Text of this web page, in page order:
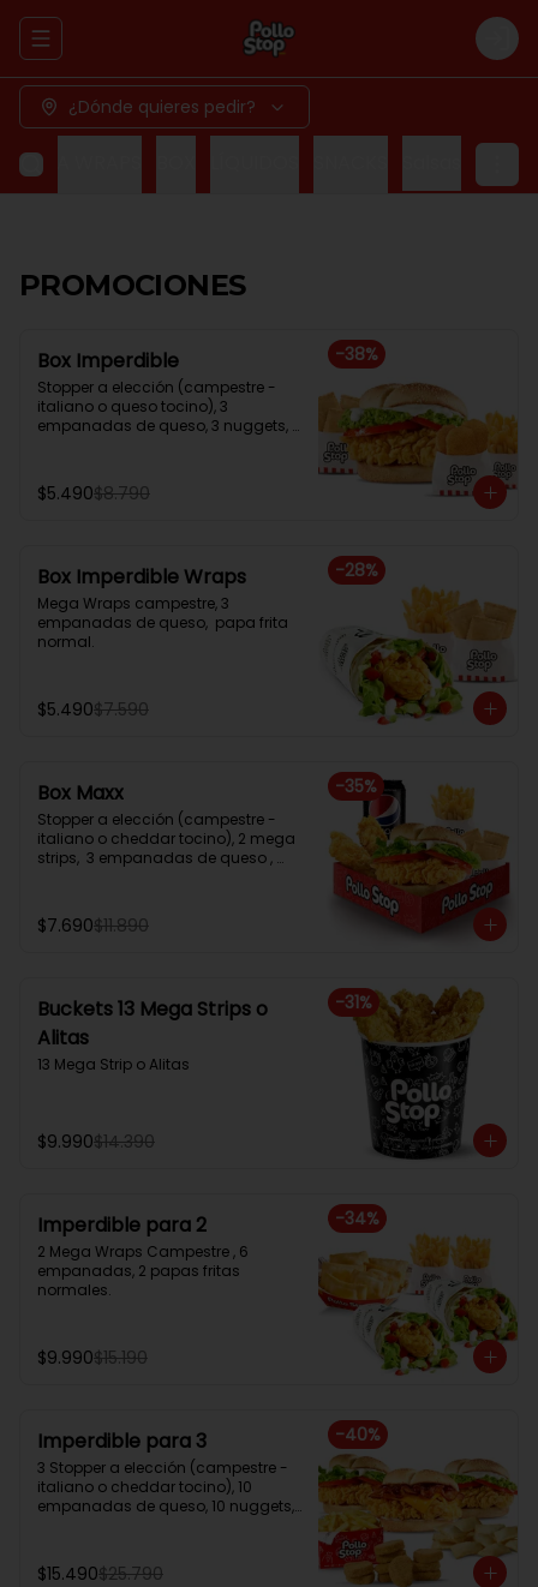
Abrir menu de navegación Login
¿Dónde quieres pedir?
WRAPS
PROMOCIONES
-38%
Box Imperdible
Stopper a elección (campestre -
italiano o queso tocino), 3
empanadas de queso, 3 nuggets,
$5.490$8.790
-28%
Box Imperdible Wraps
Mega Wraps campestre, 3
empanadas de queso,  papa frita
normal.
$5.490$7.590
-35%
Box Maxx
Stopper a elección (campestre -
italiano o cheddar tocino), 2 mega
strips,  3 empanadas de queso ,
$7.690$11.890
-31%
Buckets 13 Mega Strips o
Alitas
13 Mega Strip o Alitas
$9.990$14.390
-34%
Imperdible para 2
2 Mega Wraps Campestre , 6
empanadas, 2 papas fritas
normales.
$9.990$15.190
-40%
Imperdible para 3
3 Stopper a elección (campestre -
italiano o cheddar tocino), 10
empanadas de queso, 10 nuggets,
$15.490$25.790